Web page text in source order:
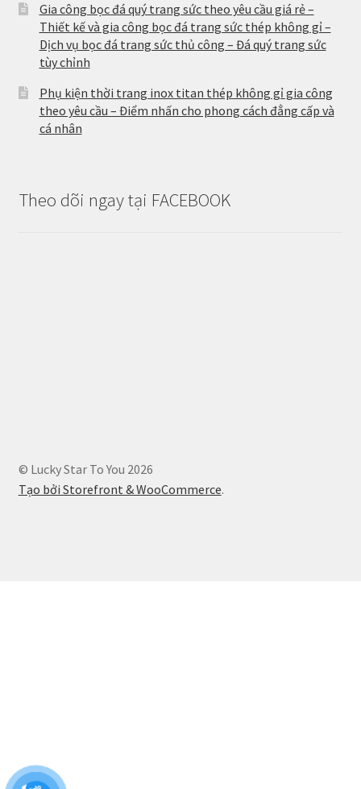
Gia công bọc đá quý trang sức theo yêu cầu giá rẻ –
Thiết kế và gia công bọc đá trang sức thép không gỉ –
Dịch vụ bọc đá trang sức thủ công – Đá quý trang sức
tùy chỉnh
Phụ kiện thời trang inox titan thép không gỉ gia công
theo yêu cầu – Điểm nhấn cho phong cách đẳng cấp và
cá nhân
Theo dõi ngay tại FACEBOOK
© Lucky Star To You 2026
Tạo bởi Storefront & WooCommerce.